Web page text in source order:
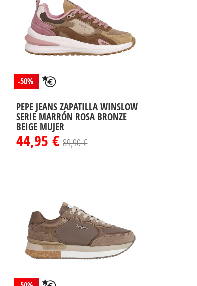
-50%
PEPE JEANS ZAPATILLA WINSLOW
SERIE MARRÓN ROSA BRONZE
BEIGE MUJER
44,95 €89,90 €